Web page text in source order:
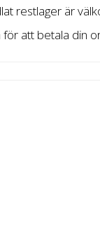
restlager är
för att betala din